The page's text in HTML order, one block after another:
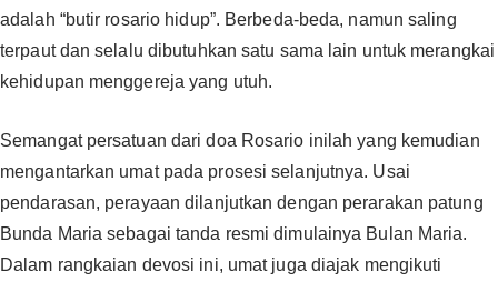
adalah “butir rosario hidup”. Berbeda-beda, namun saling
terpaut dan selalu dibutuhkan satu sama lain untuk merangkai
kehidupan menggereja yang utuh.
Semangat persatuan dari doa Rosario inilah yang kemudian
mengantarkan umat pada prosesi selanjutnya. Usai
pendarasan, perayaan dilanjutkan dengan perarakan patung
Bunda Maria sebagai tanda resmi dimulainya Bulan Maria.
Dalam rangkaian devosi ini, umat juga diajak mengikuti